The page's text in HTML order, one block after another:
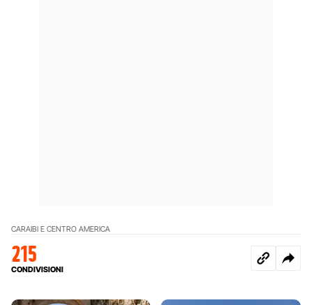
CARAIBI E CENTRO AMERICA
215
CONDIVISIONI